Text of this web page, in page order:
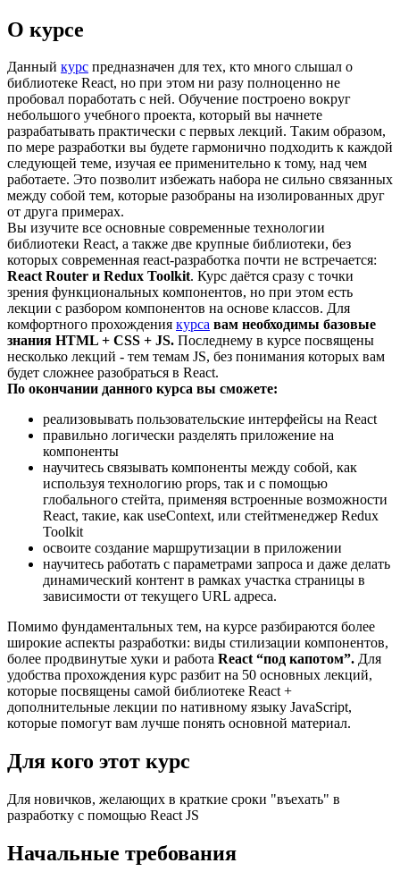
О курсе​
Данный курс предназначен для тех, кто много слышал о
библиотеке React, но при этом ни разу полноценно не
пробовал поработать с ней. Обучение построено вокруг
небольшого учебного проекта, который вы начнете
разрабатывать практически с первых лекций. Таким образом,
по мере разработки вы будете гармонично подходить к каждой
следующей теме, изучая ее применительно к тому, над чем
работаете. Это позволит избежать набора не сильно связанных
между собой тем, которые разобраны на изолированных друг
от друга примерах.
Вы изучите все основные современные технологии
библиотеки React, а также две крупные библиотеки, без
которых современная react-разработка почти не встречается:
React Router и Redux Toolkit. Курс даётся сразу с точки
зрения функциональных компонентов, но при этом есть
лекции с разбором компонентов на основе классов. Для
комфортного прохождения курса вам необходимы базовые
знания HTML + CSS + JS. Последнему в курсе посвящены
несколько лекций - тем темам JS, без понимания которых вам
будет сложнее разобраться в React.
По окончании данного курса вы сможете:
реализовывать пользовательские интерфейсы на React
правильно логически разделять приложение на
компоненты
научитесь связывать компоненты между собой, как
используя технологию props, так и с помощью
глобального стейта, применяя встроенные возможности
React, такие, как useContext, или стейтменеджер Redux
Toolkit
освоите создание маршрутизации в приложении
научитесь работать с параметрами запроса и даже делать
динамический контент в рамках участка страницы в
зависимости от текущего URL адреса.
Помимо фундаментальных тем, на курсе разбираются более
широкие аспекты разработки: виды стилизации компонентов,
более продвинутые хуки и работа React “под капотом”. Для
удобства прохождения курс разбит на 50 основных лекций,
которые посвящены самой библиотеке React +
дополнительные лекции по нативному языку JavaScript,
которые помогут вам лучше понять основной материал.
Для кого этот курс​
Для новичков, желающих в краткие сроки "въехать" в
разработку с помощью React JS
Начальные требования​